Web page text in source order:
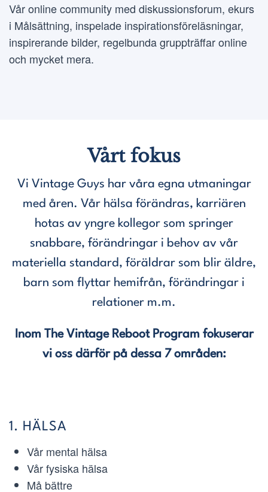
Vår online community med diskussionsforum, ekurs
i Målsättning, inspelade inspirationsföreläsningar,
inspirerande bilder, regelbunda gruppträffar online
och mycket mera.
Vårt fokus
Vi Vintage Guys har våra egna utmaningar
med åren. Vår hälsa förändras, karriären
hotas av yngre kollegor som springer
snabbare, förändringar i behov av vår
materiella standard, föräldrar som blir äldre,
barn som flyttar hemifrån, förändringar i
relationer m.m.
Inom The Vintage Reboot Program fokuserar
vi oss därför på dessa 7 områden:
1. HÄLSA
Vår mental hälsa
Vår fysiska hälsa
Må bättre